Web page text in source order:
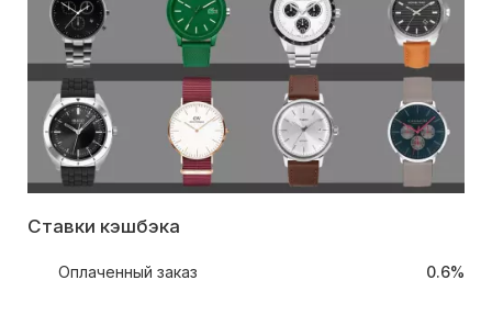
Ставки кэшбэка
Оплаченный заказ 0.6%